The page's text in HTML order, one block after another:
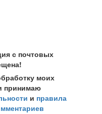
с почтовых
моих
принимаю
и правила